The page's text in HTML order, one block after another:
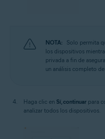
NOTA:
Solo permita
los dispositivos
privada a fin de
un análisis completo de
Haga clic en Sí, continuar para
analizar todos los dispositivos.